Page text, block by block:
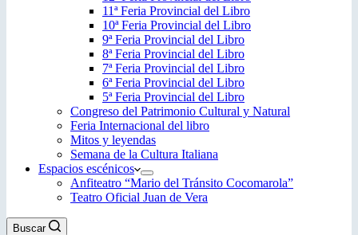
11ª Feria Provincial del Libro
10ª Feria Provincial del Libro
9ª Feria Provincial del Libro
8ª Feria Provincial del Libro
7ª Feria Provincial del Libro
6ª Feria Provincial del Libro
5ª Feria Provincial del Libro
Congreso del Patrimonio Cultural y Natural
Feria Internacional del libro
Mitos y leyendas
Semana de la Cultura Italiana
Espacios escénicos
Anfiteatro “Mario del Tránsito Cocomarola”
Teatro Oficial Juan de Vera
Buscar